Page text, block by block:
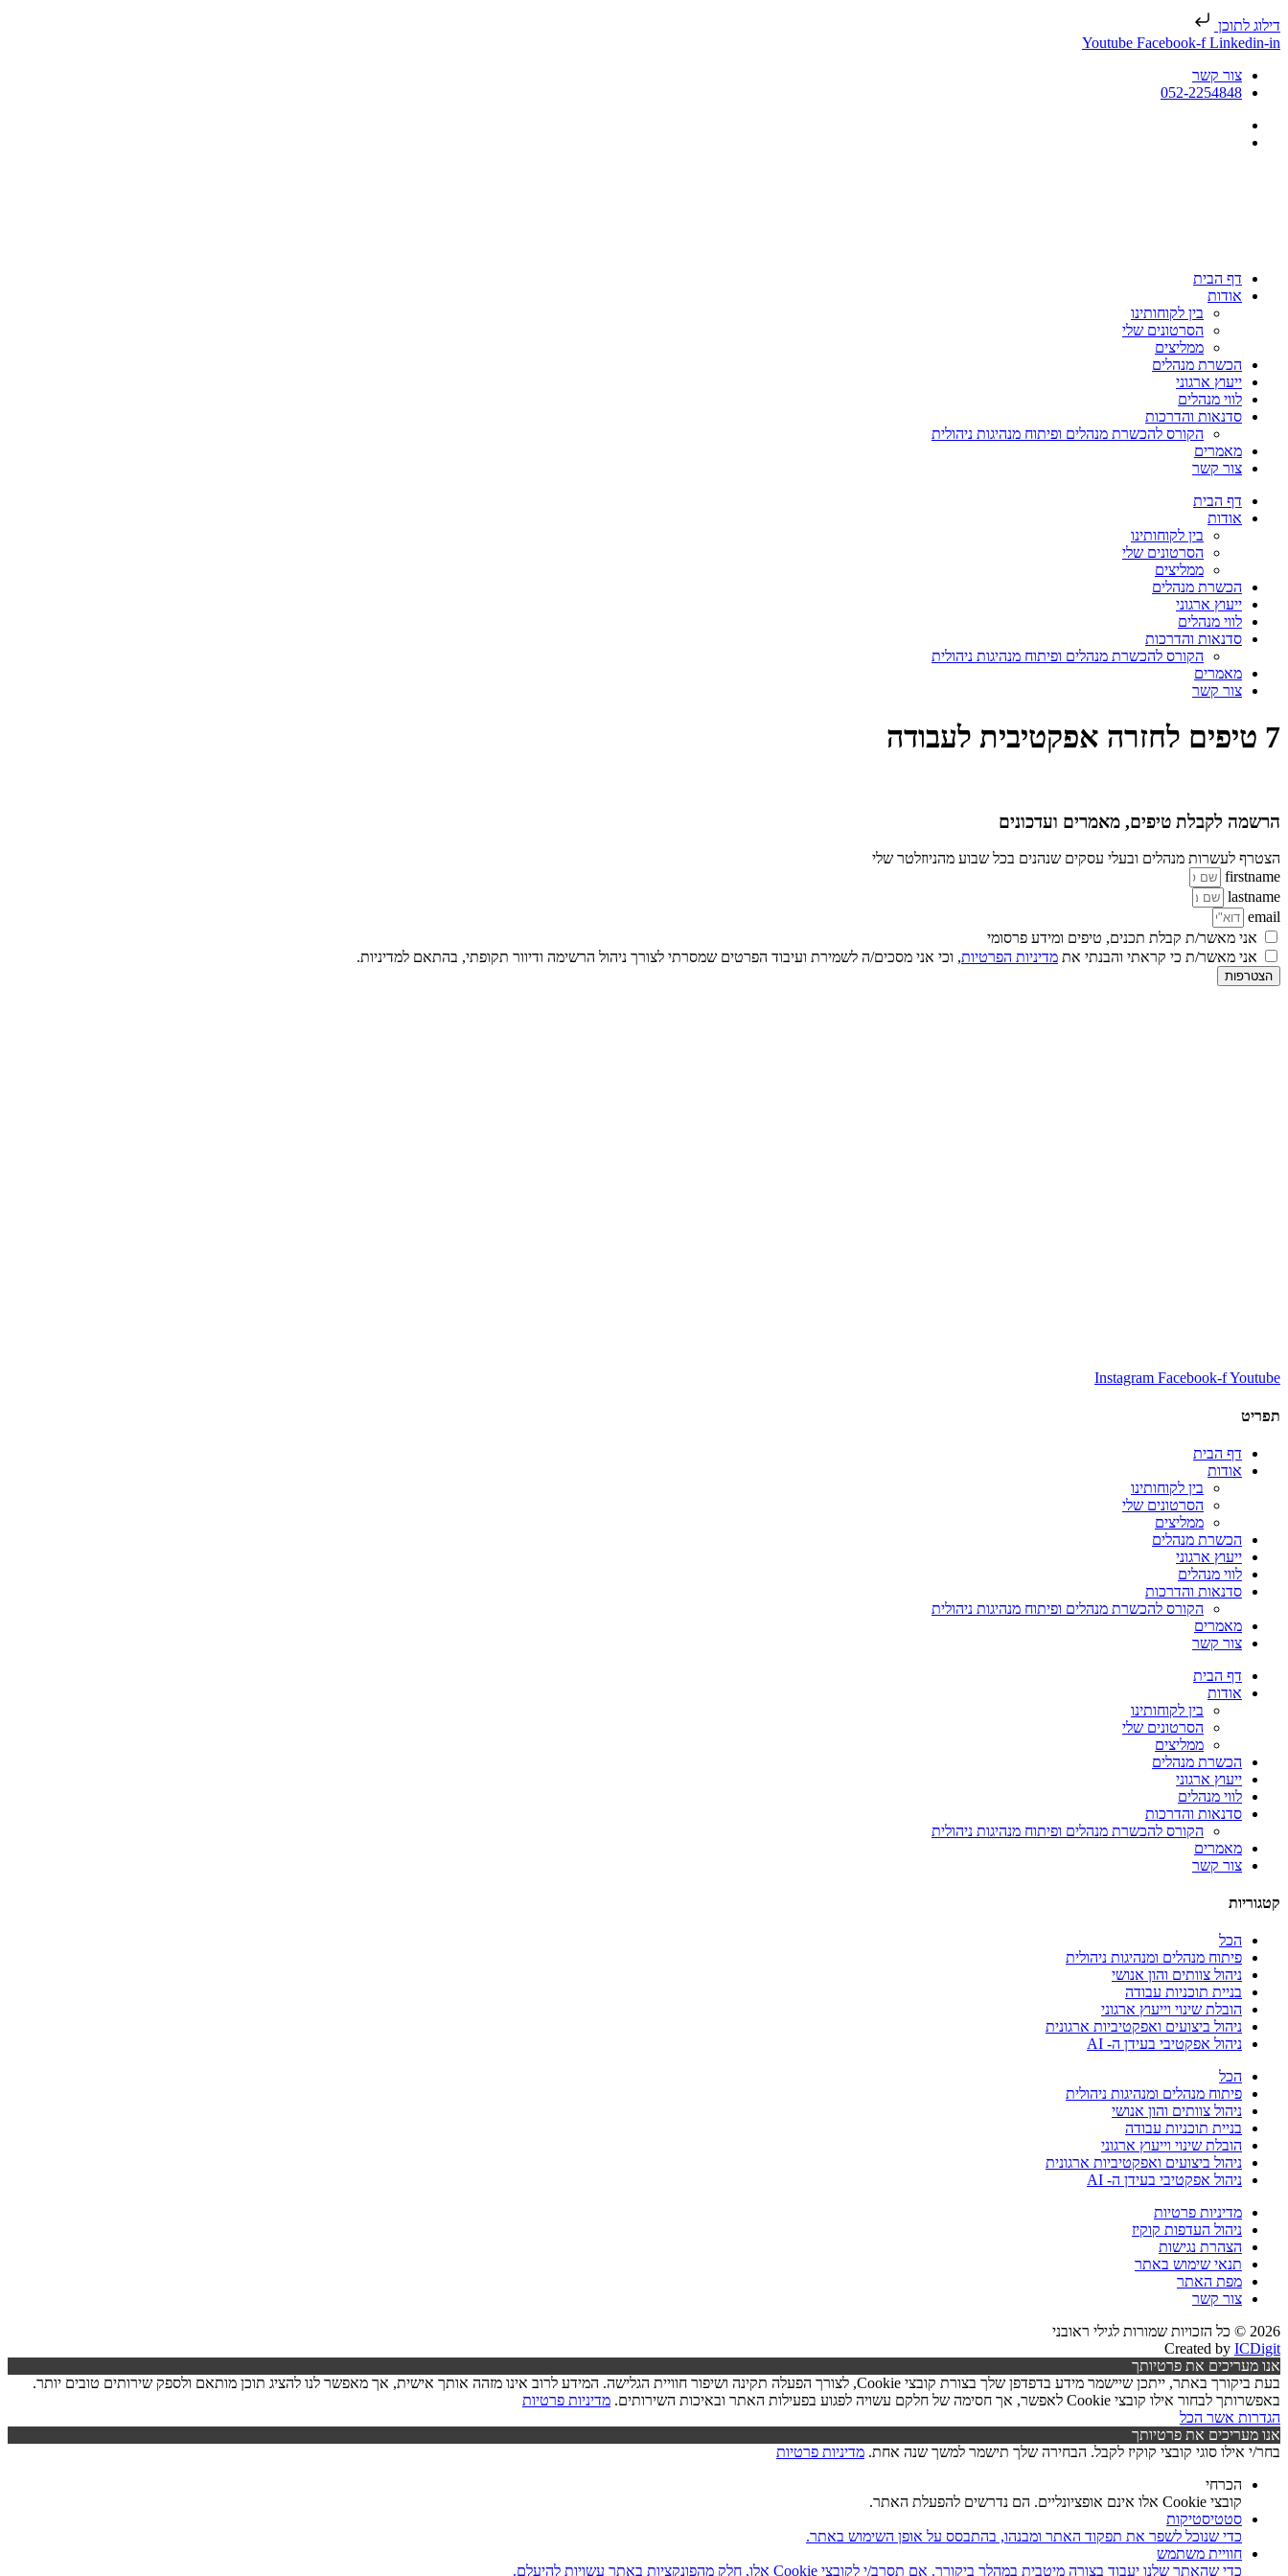
דילוג לתוכן
Youtube Facebook-f Linkedin-in
צור קשר
052-2254848
דף הבית
אודות
בין לקוחותינו
הסרטונים שלי
ממליצים
הכשרת מנהלים
ייעוץ ארגוני
לווי מנהלים
סדנאות והדרכות
הקורס להכשרת מנהלים ופיתוח מנהיגות ניהולית
מאמרים
צור קשר
דף הבית
אודות
בין לקוחותינו
הסרטונים שלי
ממליצים
הכשרת מנהלים
ייעוץ ארגוני
לווי מנהלים
סדנאות והדרכות
הקורס להכשרת מנהלים ופיתוח מנהיגות ניהולית
מאמרים
צור קשר
7 טיפים לחזרה אפקטיבית לעבודה
הרשמה לקבלת טיפים, מאמרים ועדכונים
הצטרף לעשרות מנהלים ובעלי עסקים שנהנים בכל שבוע מהניוזלטר שלי
firstname
lastname
email
אני מאשר/ת קבלת תכנים, טיפים ומידע פרסומי
אני מאשר/ת כי קראתי והבנתי את מדיניות הפרטיות, וכי אני מסכים/ה לשמירת ועיבוד הפרטים שמסרתי לצורך ניהול הרשימה ודיוור תקופתי, בהתאם למדיניות.
הצטרפות
Instagram Facebook-fYoutube
תפריט
דף הבית
אודות
בין לקוחותינו
הסרטונים שלי
ממליצים
הכשרת מנהלים
ייעוץ ארגוני
לווי מנהלים
סדנאות והדרכות
הקורס להכשרת מנהלים ופיתוח מנהיגות ניהולית
מאמרים
צור קשר
דף הבית
אודות
בין לקוחותינו
הסרטונים שלי
ממליצים
הכשרת מנהלים
ייעוץ ארגוני
לווי מנהלים
סדנאות והדרכות
הקורס להכשרת מנהלים ופיתוח מנהיגות ניהולית
מאמרים
צור קשר
קטגוריות
הכל
פיתוח מנהלים ומנהיגות ניהולית
ניהול צוותים והון אנושי
בניית תוכניות עבודה
הובלת שינוי וייעוץ ארגוני
ניהול ביצועים ואפקטיביות ארגונית
ניהול אפקטיבי בעידן ה- AI
הכל
פיתוח מנהלים ומנהיגות ניהולית
ניהול צוותים והון אנושי
בניית תוכניות עבודה
הובלת שינוי וייעוץ ארגוני
ניהול ביצועים ואפקטיביות ארגונית
ניהול אפקטיבי בעידן ה- AI
מדיניות פרטיות
ניהול העדפות קוקיז
הצהרת נגישות
תנאי שימוש באתר
מפת האתר
צור קשר
2026 © כל הזכויות שמורות לגילי ראובני
Created by ICDigit
אנו מעריכים את פרטיותך
בעת ביקורך באתר, ייתכן שיישמר מידע בדפדפן שלך בצורת קובצי Cookie, לצורך הפעלה תקינה ושיפור חוויית הגלישה. המידע לרוב אינו מזהה אותך אישית, אך מאפשר לנו להציג תוכן מותאם ולספק שירותים טובים יותר.
באפשרותך לבחור אילו קובצי Cookie לאפשר, אך חסימה של חלקם עשויה לפגוע בפעילות האתר ובאיכות השירותים.
מדיניות פרטיות
הגדרות אשר הכל
אנו מעריכים את פרטיותך
בחר/י אילו סוגי קובצי קוקיז לקבל. הבחירה שלך תישמר למשך שנה אחת. מדיניות פרטיות
הכרחי
קובצי Cookie אלו אינם אופציונליים. הם נדרשים להפעלת האתר.
סטטיסטיקות
כדי שנוכל לשפר את תפקוד האתר ומבנהו, בהתבסס על אופן השימוש באתר.
חוויית משתמש
כדי שהאתר שלנו יעבוד בצורה מיטבית במהלך ביקורך. אם תסרב/י לקובצי Cookie אלו, חלק מהפונקציות באתר עשויות להיעלם.